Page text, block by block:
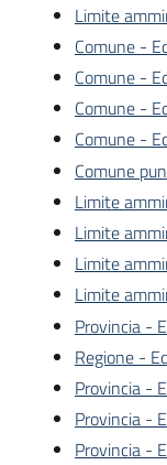
Limite
Comune -
Comune -
Comune -
Comune -
Comune
Limite
Limite
Limite
Limite
Provincia -
Regione -
Provincia -
Provincia -
Provincia -